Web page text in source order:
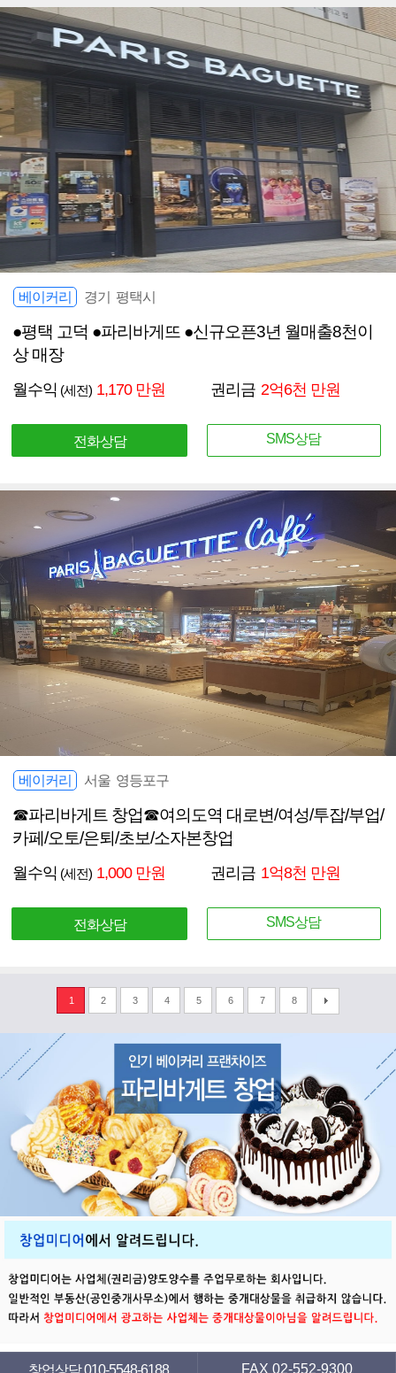
베이커리 경기 평택시
●평택 고덕 ●파리바게뜨 ●신규오픈3년 월매출8천이
상 매장
월수익 (세전) 1,170 만원 권리금 2억6천 만원
전화상담 SMS상담
베이커리 서울 영등포구
☎파리바게트 창업☎여의도역 대로변/여성/투잡/부업/
카페/오토/은퇴/초보/소자본창업
월수익 (세전) 1,000 만원 권리금 1억8천 만원
전화상담 SMS상담
1 2 3 4 5 6 7 8
FAX 02-552-9300